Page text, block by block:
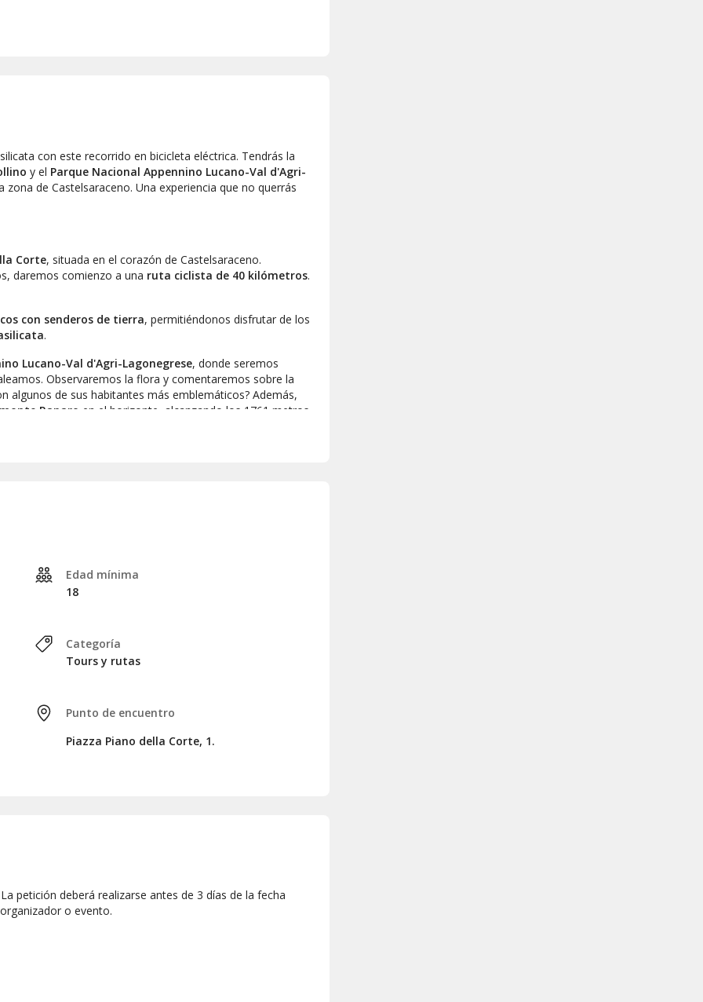
con este recorrido en bicicleta eléctrica. Tendrás la
y el Parque Nacional Appennino Lucano-Val d'Agri-
de Castelsaraceno. Una experiencia que no querrás
Corte, situada en el corazón de Castelsaraceno.
daremos comienzo a una ruta ciclista de 40 kilómetros.
con senderos de tierra, permitiéndonos disfrutar de los
.
Lucano-Val d'Agri-Lagonegrese, donde seremos
Observaremos la flora y comentaremos sobre la
algunos de sus habitantes más emblemáticos? Además,
monte Raparo en el horizonte, alcanzando los 1761 metros
Edad mínima
18
Categoría
Tours y rutas
Punto de encuentro
Piazza Piano della Corte, 1.
petición deberá realizarse antes de 3 días de la fecha
o evento.